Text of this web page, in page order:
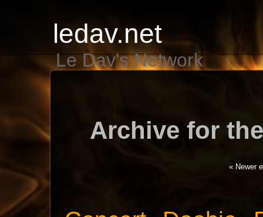
ledav.net
Le Dav's Network
Archive for
« Newer